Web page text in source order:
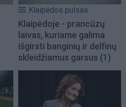
Klaipėdos pulsas
Klaipėdoje - prancūzų
laivas, kuriame galima
išgirsti banginių ir delfinų
skleidžiamus garsus (1)